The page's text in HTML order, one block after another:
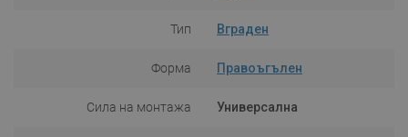
Тип Вграден
Форма Правоъгълен
Сила на монтажа Универсална